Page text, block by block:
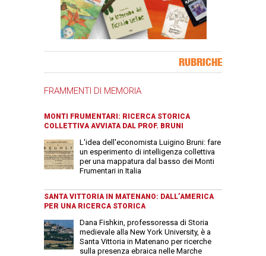
RUBRICHE
FRAMMENTI DI MEMORIA
MONTI FRUMENTARI: RICERCA STORICA
COLLETTIVA AVVIATA DAL PROF. BRUNI
L'idea dell'economista Luigino Bruni: fare
un esperimento di intelligenza collettiva
per una mappatura dal basso dei Monti
Frumentari in Italia
SANTA VITTORIA IN MATENANO: DALL’AMERICA
PER UNA RICERCA STORICA
Dana Fishkin, professoressa di Storia
medievale alla New York University, è a
Santa Vittoria in Matenano per ricerche
sulla presenza ebraica nelle Marche